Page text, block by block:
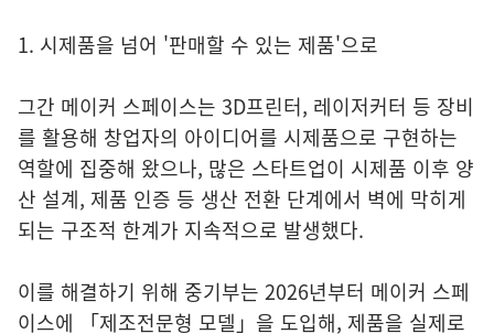
1. 시제품을 넘어 '판매할 수 있는 제품'으로
그간 메이커 스페이스는 3D프린터, 레이저커터 등 장비
를 활용해 창업자의 아이디어를 시제품으로 구현하는
역할에 집중해 왔으나, 많은 스타트업이 시제품 이후 양
산 설계, 제품 인증 등 생산 전환 단계에서 벽에 막히게
되는 구조적 한계가 지속적으로 발생했다.
이를 해결하기 위해 중기부는 2026년부터 메이커 스페
이스에 「제조전문형 모델」을 도입해, 제품을 실제로